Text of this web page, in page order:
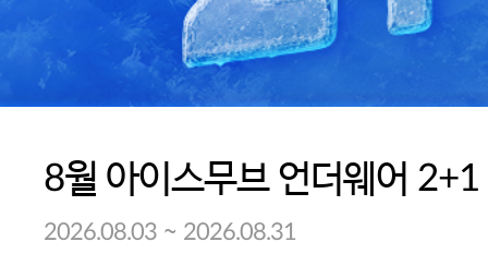
8월 아이스무브 언더웨어 2+1
2026.08.03 ~ 2026.08.31